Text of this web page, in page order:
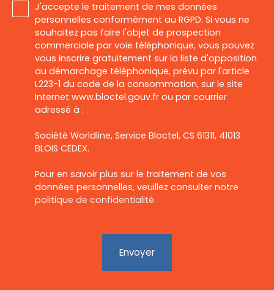
J'accepte le traitement de mes données
personnelles conformément au RGPD. Si vous ne
souhaitez pas faire l'objet de prospection
commerciale par voie téléphonique, vous pouvez
vous inscrire gratuitement sur la liste d'opposition
au démarchage téléphonique, prévu par l'article
L223-1 du code de la consommation, sur le site
Internet www.bloctel.gouv.fr ou par courrier
adressé à :
Société Worldline, Service Bloctel, CS 61311, 41013
BLOIS CEDEX.
Pour en savoir plus sur le traitement de vos
données personnelles, veuillez consulter notre
politique de confidentialité.
Envoyer